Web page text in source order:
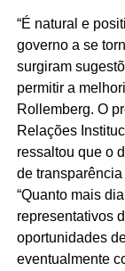
“É natural e
governo a se
surgiram
permitir a
Rollemberg. O
Relações
ressaltou que o
de
“Quanto mais
representativos
oportunidades
eventualmente